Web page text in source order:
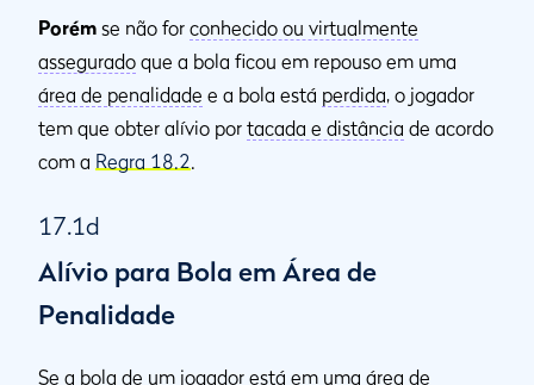
Porém se não for conhecido ou virtualmente
assegurado que a bola ficou em repouso em uma
área de penalidade e a bola está perdida, o jogador
tem que obter alívio por tacada e distância de acordo
com a Regra 18.2.
17.1d
Alívio para Bola em Área de
Penalidade
Se a bola de um jogador está em uma área de